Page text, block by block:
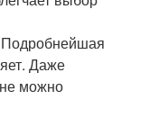
Подробнейшая
Даже
можно